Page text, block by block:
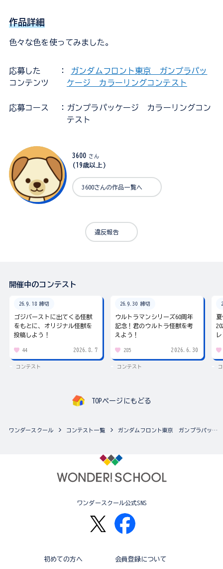
作品詳細
色々な色を使ってみました。
応募した
コンテンツ
：
ガンダムフロント東京 ガンプラパッ
ケージ カラーリングコンテスト
応募コース
：ガンプラパッケージ カラーリングコン
テスト
3600 さん
(19歳以上)
3600さんの作品一覧へ
違反報告
開催中のコンテスト
26.9.18 締切
ゴジバーストに出てくる怪獣
をもとに、オリジナル怪獣を
投稿しよう！
44 2026.8.7
コンテスト
26.9.30 締切
ウルトラマンシリーズ60周年
記念！君のウルトラ怪獣を考
えよう！
285 2026.6.30
コンテスト
TOPページにもどる
ワンダースクール コンテスト一覧 ガンダムフロント東京 ガンプラパッケージ カラーリングコンテスト
ワンダースクール公式SNS
初めての方へ 会員登録について